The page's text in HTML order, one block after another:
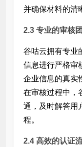
并确保材料的清
2.3 专业的审核
谷咕云拥有专业
信息进行严格审
企业信息的真实
在审核过程中，
通，及时解答用
程。
2.4 高效的认证